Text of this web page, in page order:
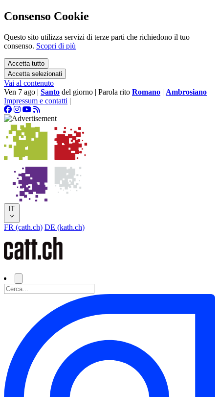
Consenso Cookie
Questo sito utilizza servizi di terze parti che richiedono il tuo
consenso. Scopri di più
Accetta tutto
Accetta selezionati
Vai al contenuto
Ven 7 ago | Santo del giorno | Parola rito Romano | Ambrosiano
Impressum e contatti |
IT
FR (cath.ch) DE (kath.ch)